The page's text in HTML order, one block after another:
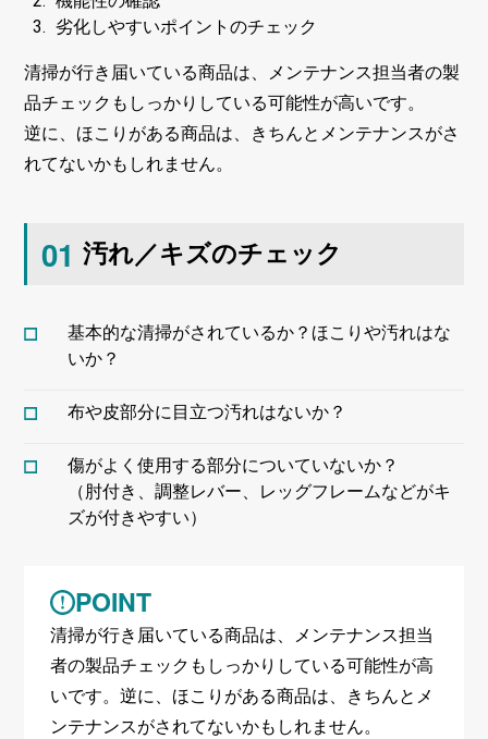
劣化しやすいポイントのチェック
清掃が行き届いている商品は、メンテナンス担当者の製
品チェックもしっかりしている可能性が高いです。
逆に、ほこりがある商品は、きちんとメンテナンスがさ
れてないかもしれません。
01 汚れ／キズのチェック
基本的な清掃がされているか？ほこりや汚れはな
いか？
布や皮部分に目立つ汚れはないか？
傷がよく使用する部分についていないか？
（肘付き、調整レバー、レッグフレームなどがキ
ズが付きやすい）
POINT
清掃が行き届いている商品は、メンテナンス担当
者の製品チェックもしっかりしている可能性が高
いです。逆に、ほこりがある商品は、きちんとメ
ンテナンスがされてないかもしれません。